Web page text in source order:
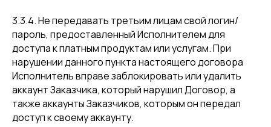
3.3.4. Не передавать третьим лицам свой логин/
пароль, предоставленный Исполнителем для
доступа к платным продуктам или услугам. При
нарушении данного пункта настоящего договора
Исполнитель вправе заблокировать или удалить
аккаунт Заказчика, который нарушил Договор, а
также аккаунты Заказчиков, которым он передал
доступ к своему аккаунту.